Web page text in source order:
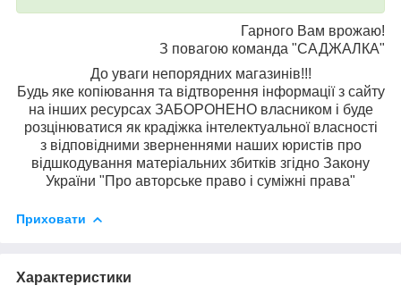
Гарного Вам врожаю!
З повагою команда "САДЖАЛКА"
До уваги непорядних магазинів!!!
Будь яке копіювання та відтворення інформації з сайту
на інших ресурсах ЗАБОРОНЕНО власником і буде
розцінюватися як крадіжка інтелектуальної власності
з відповідними зверненнями наших юристів про
відшкодування матеріальних збитків згідно Закону
України "Про авторське право і суміжні права"
Приховати
Характеристики